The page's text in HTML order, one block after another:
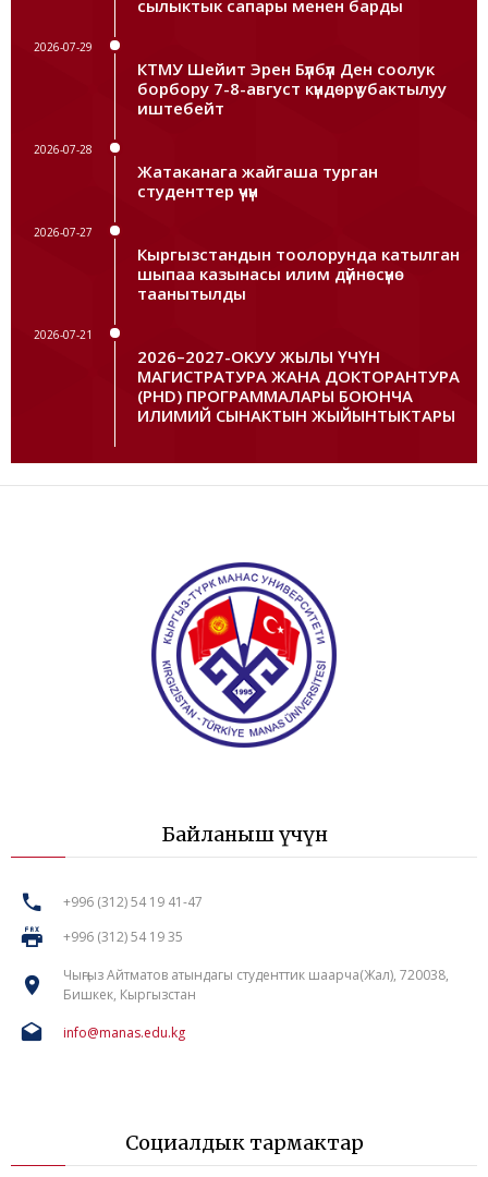
сылыктык сапары менен барды
2026-07-29
КТМУ Шейит Эрен Бүлбүл Ден соолук
борбору 7-8-август күндөрү убактылуу
иштебейт
2026-07-28
Жатаканага жайгаша турган
студенттер үчүн
2026-07-27
Кыргызстандын тоолорунда катылган
шыпаа казынасы илим дүйнөсүнө
таанытылды
2026-07-21
2026–2027-ОКУУ ЖЫЛЫ ҮЧҮН
МАГИСТРАТУРА ЖАНА ДОКТОРАНТУРА
(PHD) ПРОГРАММАЛАРЫ БОЮНЧА
ИЛИМИЙ СЫНАКТЫН ЖЫЙЫНТЫКТАРЫ
Байланыш үчүн
+996 (312) 54 19 41-47
+996 (312) 54 19 35
Чыңгыз Айтматов атындагы студенттик шаарча(Жал), 720038,
Бишкек, Кыргызстан
info@manas.edu.kg
Социалдык тармактар